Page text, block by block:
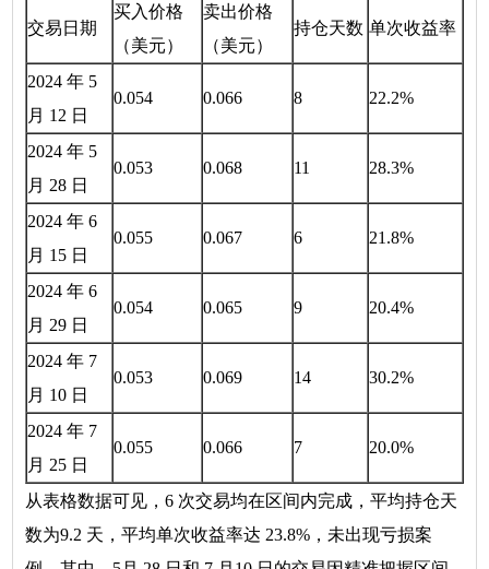
交易日期
买入价格
（美元）
卖出价格
（美元）
持仓天数 单次收益率
2024 年 5
月 12 日
0.054 0.066 8 22.2%
2024 年 5
月 28 日
0.053 0.068 11 28.3%
2024 年 6
月 15 日
0.055 0.067 6 21.8%
2024 年 6
月 29 日
0.054 0.065 9 20.4%
2024 年 7
月 10 日
0.053 0.069 14 30.2%
2024 年 7
月 25 日
0.055 0.066 7 20.0%
从表格数据可见，6 次交易均在区间内完成，平均持仓天
数为9.2 天，平均单次收益率达 23.8%，未出现亏损案